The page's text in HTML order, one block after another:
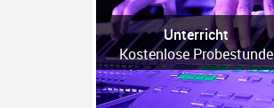
Unterricht
Kostenlose Probestunde